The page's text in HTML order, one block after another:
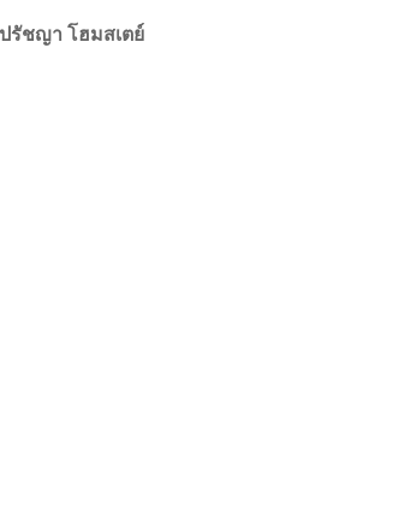
รัชญา โฮมสเตย์